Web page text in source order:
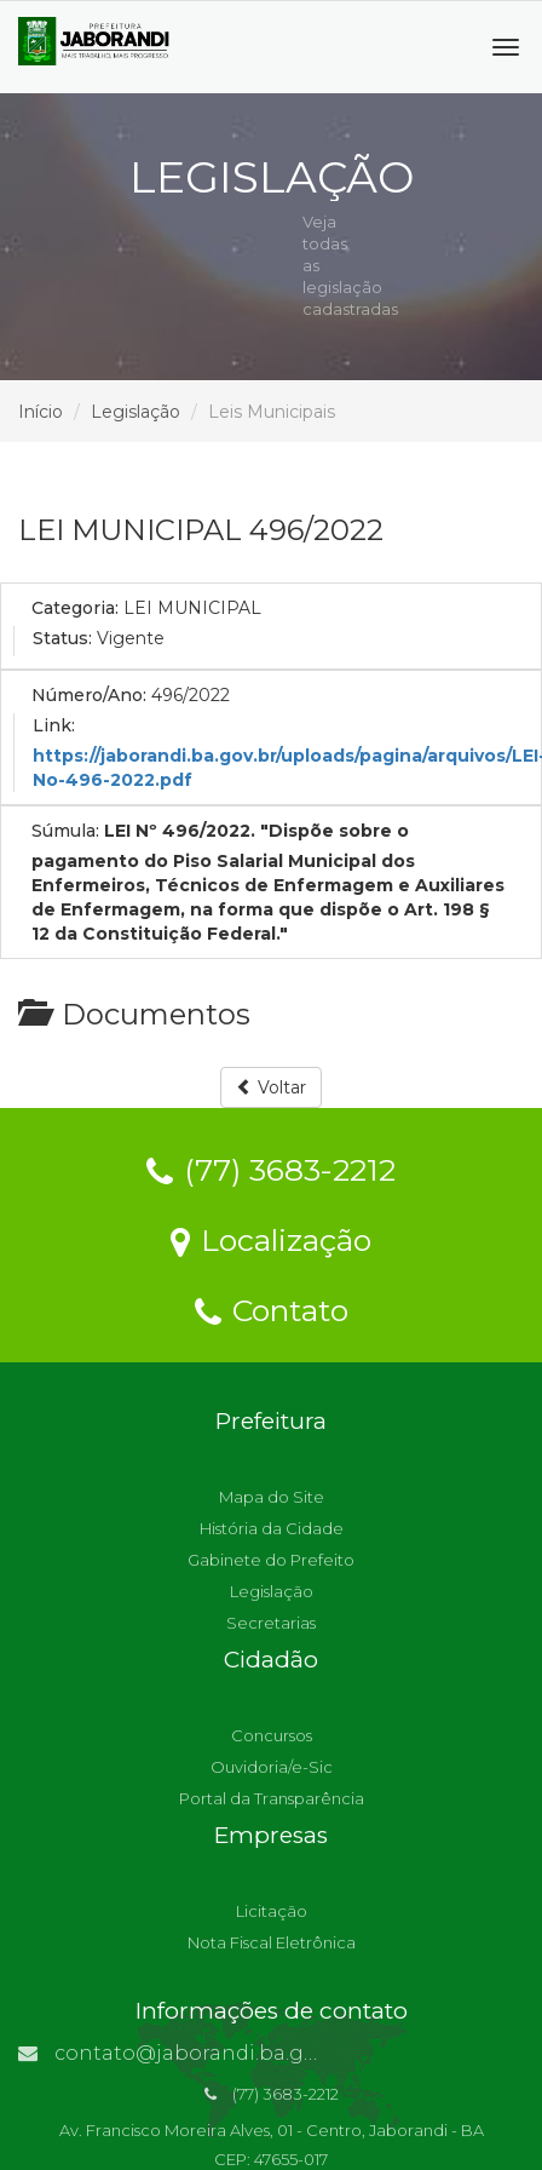
LEGISLAÇÃO
Veja
todas
as
legislação
cadastradas
Início Legislação Leis Municipais
LEI MUNICIPAL 496/2022
Categoria: LEI MUNICIPAL
Status: Vigente
Número/Ano: 496/2022
Link:
https://jaborandi.ba.gov.br/uploads/pagina/arquivos/
No-496-2022.pdf
Súmula: LEI Nº 496/2022. "Dispõe sobre o
pagamento do Piso Salarial Municipal dos
Enfermeiros, Técnicos de Enfermagem e Auxiliares
de Enfermagem, na forma que dispõe o Art. 198 §
12 da Constituição Federal."
Documentos
Voltar
(77) 3683-2212
Localização
Contato
Prefeitura
Mapa do Site
História da Cidade
Gabinete do Prefeito
Legislação
Secretarias
Cidadão
Concursos
Ouvidoria/e-Sic
Portal da Transparência
Empresas
Licitação
Nota Fiscal Eletrônica
Informações de contato
contato@jaborandi.ba.gov.br | Funcionário Responsável: Ronaldo Da Paz Dourado
(77) 3683-2212
Av. Francisco Moreira Alves, 01 - Centro, Jaborandi - BA
CEP: 47655-017